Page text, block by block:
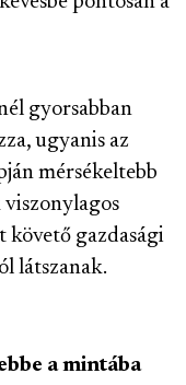
gyorsabban
ugyanis az
mérsékeltebb
követő gazdasági
látszanak.
a mintába